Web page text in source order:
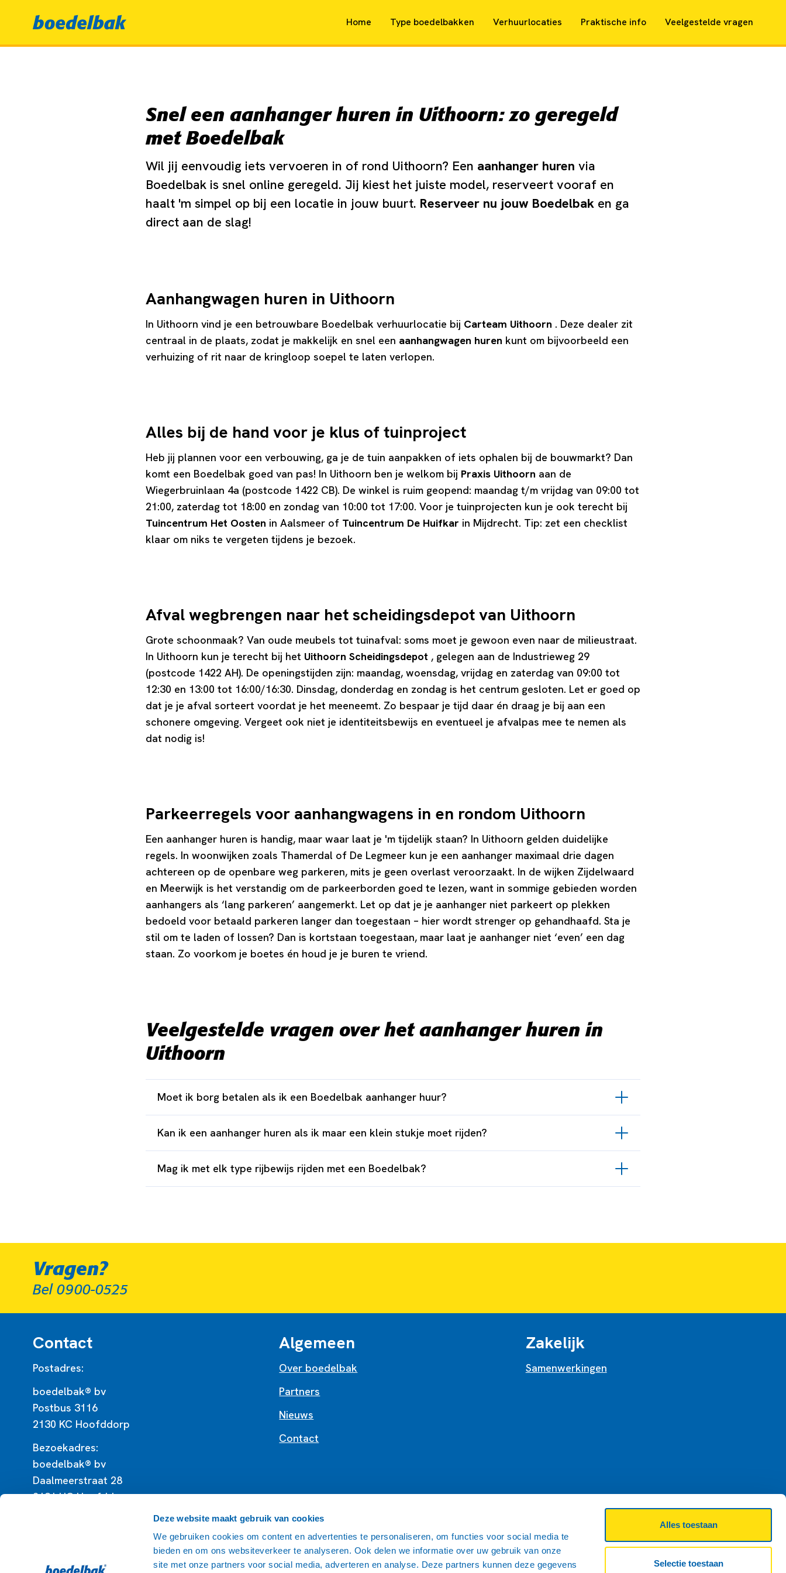
Deze website maakt gebruik van cookies
We gebruiken cookies om content en advertenties te personaliseren, om functies voor social media te
bieden en om ons websiteverkeer te analyseren. Ook delen we informatie over uw gebruik van onze
site met onze partners voor social media, adverteren en analyse. Deze partners kunnen deze gegevens
Alles toestaan
Selectie toestaan
Home Type boedelbakken Verhuurlocaties Praktische info Veelgestelde vragen
Snel een aanhanger huren in Uithoorn: zo geregeld
met Boedelbak
Wil jij eenvoudig iets vervoeren in of rond Uithoorn? Een aanhanger huren via
Boedelbak is snel online geregeld. Jij kiest het juiste model, reserveert vooraf en
haalt 'm simpel op bij een locatie in jouw buurt. Reserveer nu jouw Boedelbak en ga
direct aan de slag!
Aanhangwagen huren in Uithoorn
In Uithoorn vind je een betrouwbare Boedelbak verhuurlocatie bij Carteam Uithoorn . Deze dealer zit
centraal in de plaats, zodat je makkelijk en snel een aanhangwagen huren kunt om bijvoorbeeld een
verhuizing of rit naar de kringloop soepel te laten verlopen.
Alles bij de hand voor je klus of tuinproject
Heb jij plannen voor een verbouwing, ga je de tuin aanpakken of iets ophalen bij de bouwmarkt? Dan
komt een Boedelbak goed van pas! In Uithoorn ben je welkom bij Praxis Uithoorn aan de
Wiegerbruinlaan 4a (postcode 1422 CB). De winkel is ruim geopend: maandag t/m vrijdag van 09:00 tot
21:00, zaterdag tot 18:00 en zondag van 10:00 tot 17:00. Voor je tuinprojecten kun je ook terecht bij
Tuincentrum Het Oosten in Aalsmeer of Tuincentrum De Huifkar in Mijdrecht. Tip: zet een checklist
klaar om niks te vergeten tijdens je bezoek.
Afval wegbrengen naar het scheidingsdepot van Uithoorn
Grote schoonmaak? Van oude meubels tot tuinafval: soms moet je gewoon even naar de milieustraat.
In Uithoorn kun je terecht bij het Uithoorn Scheidingsdepot , gelegen aan de Industrieweg 29
(postcode 1422 AH). De openingstijden zijn: maandag, woensdag, vrijdag en zaterdag van 09:00 tot
12:30 en 13:00 tot 16:00/16:30. Dinsdag, donderdag en zondag is het centrum gesloten. Let er goed op
dat je je afval sorteert voordat je het meeneemt. Zo bespaar je tijd daar én draag je bij aan een
schonere omgeving. Vergeet ook niet je identiteitsbewijs en eventueel je afvalpas mee te nemen als
dat nodig is!
Parkeerregels voor aanhangwagens in en rondom Uithoorn
Een aanhanger huren is handig, maar waar laat je 'm tijdelijk staan? In Uithoorn gelden duidelijke
regels. In woonwijken zoals Thamerdal of De Legmeer kun je een aanhanger maximaal drie dagen
achtereen op de openbare weg parkeren, mits je geen overlast veroorzaakt. In de wijken Zijdelwaard
en Meerwijk is het verstandig om de parkeerborden goed te lezen, want in sommige gebieden worden
aanhangers als ‘lang parkeren’ aangemerkt. Let op dat je je aanhanger niet parkeert op plekken
bedoeld voor betaald parkeren langer dan toegestaan – hier wordt strenger op gehandhaafd. Sta je
stil om te laden of lossen? Dan is kortstaan toegestaan, maar laat je aanhanger niet ‘even’ een dag
staan. Zo voorkom je boetes én houd je je buren te vriend.
Veelgestelde vragen over het aanhanger huren in
Uithoorn
Moet ik borg betalen als ik een Boedelbak aanhanger huur?
Kan ik een aanhanger huren als ik maar een klein stukje moet rijden?
Mag ik met elk type rijbewijs rijden met een Boedelbak?
Vragen?
Bel 0900-0525
Contact
Postadres:
boedelbak® bv
Postbus 3116
2130 KC Hoofddorp
Bezoekadres:
boedelbak® bv
Daalmeerstraat 28
2131 HC Hoofddorp
BTW NL8029 .15 .966.B .01
Algemeen
Over boedelbak
Partners
Nieuws
Contact
Zakelijk
Samenwerkingen